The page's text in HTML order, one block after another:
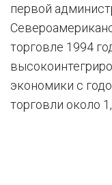
первой
торговле 1994
экономики с
торговли около